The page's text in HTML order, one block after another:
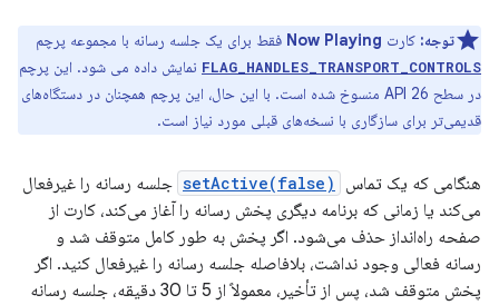
توجه: کارت Now Playing فقط برای یک جلسه رسانه با مجموعه پرچم
FLAG_HANDLES_TRANSPORT_CONTROLS نمایش داده می شود. این پرچم
در سطح 26 API منسوخ شده است. با این حال، این پرچم همچنان در دستگاه‌های
قدیمی‌تر برای سازگاری با نسخه‌های قبلی مورد نیاز است.
هنگامی که یک تماس setActive(false) جلسه رسانه را غیرفعال
می‌کند یا زمانی که برنامه دیگری پخش رسانه را آغاز می‌کند، کارت از
صفحه راه‌انداز حذف می‌شود. اگر پخش به طور کامل متوقف شد و
رسانه فعالی وجود نداشت، بلافاصله جلسه رسانه را غیرفعال کنید. اگر
پخش متوقف شد، پس از تأخیر، معمولاً از 5 تا 30 دقیقه، جلسه رسانه